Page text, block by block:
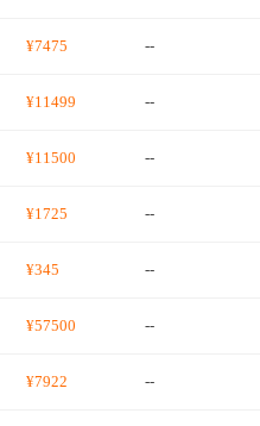
¥7475 --
¥11499 --
¥11500 --
¥1725 --
¥345 --
¥57500 --
¥7922 --